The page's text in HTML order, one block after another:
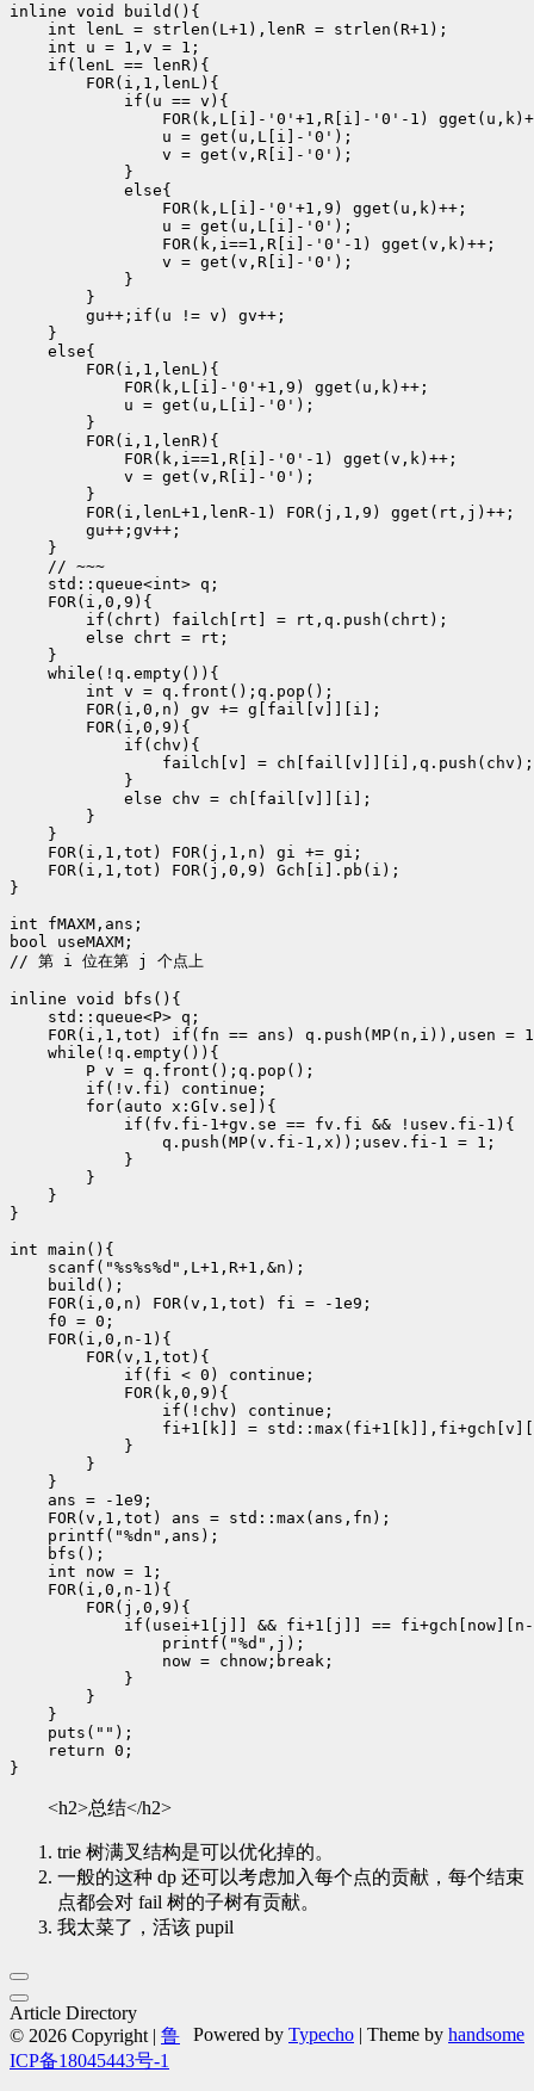
inline void build(){
    int lenL = strlen(L+1),lenR = strlen(R+1);
    int u = 1,v = 1;
    if(lenL == lenR){
        FOR(i,1,lenL){
            if(u == v){
FOR(k,L[i]-'0'+1,R[i]-'0'-1)
                u = get(u,L[i]-'0');
                v = get(v,R[i]-'0');
            }
            else{
                FOR(k,L[i]-'0'+1,9) gget(u,k)++;
                u = get(u,L[i]-'0');
                FOR(k,i==1,R[i]-'0'-1) gget(v,k)++;
                v = get(v,R[i]-'0');
            }
        }
        gu++;if(u != v) gv++;
    }
    else{
        FOR(i,1,lenL){
            FOR(k,L[i]-'0'+1,9) gget(u,k)++;
            u = get(u,L[i]-'0');
        }
        FOR(i,1,lenR){
            FOR(k,i==1,R[i]-'0'-1) gget(v,k)++;
            v = get(v,R[i]-'0');
        }
        FOR(i,lenL+1,lenR-1) FOR(j,1,9) gget(rt,j)++;
        gu++;gv++;
    }
    // ~~~
    std::queue<int> q;
    FOR(i,0,9){
        if(chrt) failch[rt] = rt,q.push(chrt);
        else chrt = rt;
    }
    while(!q.empty()){
        int v = q.front();q.pop();
        FOR(i,0,n) gv += g[fail[v]][i];
        FOR(i,0,9){
            if(chv){
                failch[v] = ch[fail[v]][i],q.push(chv);
            }
            else chv = ch[fail[v]][i];
        }
    }
    FOR(i,1,tot) FOR(j,1,n) gi += gi;
    FOR(i,1,tot) FOR(j,0,9) Gch[i].pb(i);
}
int fMAXM,ans;
bool useMAXM;
// 第 i 位在第 j 个点上
inline void bfs(){
    std::queue<P> q;
FOR(i,1,tot) if(fn == ans) q.push(MP(n,i)),usen =
    while(!q.empty()){
        P v = q.front();q.pop();
        if(!v.fi) continue;
        for(auto x:G[v.se]){
            if(fv.fi-1+gv.se == fv.fi && !usev.fi-1){
                q.push(MP(v.fi-1,x));usev.fi-1 = 1;
            }
        }
    }
}
int main(){
    scanf("%s%s%d",L+1,R+1,&n);
    build();
    FOR(i,0,n) FOR(v,1,tot) fi = -1e9;
    f0 = 0;
    FOR(i,0,n-1){
        FOR(v,1,tot){
            if(fi < 0) continue;
            FOR(k,0,9){
                if(!chv) continue;
fi+1[k]] =
            }
        }
    }
    ans = -1e9;
    FOR(v,1,tot) ans = std::max(ans,fn);
    printf("%dn",ans);
    bfs();
    int now = 1;
    FOR(i,0,n-1){
        FOR(j,0,9){
if(usei+1[j]] && fi+1[j]] ==
                printf("%d",j);
                now = chnow;break;
            }
        }
    }
    puts("");
    return 0;
<h2>总结</h2>
trie 树满叉结构是可以优化掉的。
一般的这种 dp 还可以考虑加入每个点的贡献，每个结束
点都会对 fail 树的子树有贡献。
我太菜了，活该 pupil
Article Directory
Powered by Typecho | Theme by handsome
© 2026 Copyright | 鲁
ICP备18045443号-1